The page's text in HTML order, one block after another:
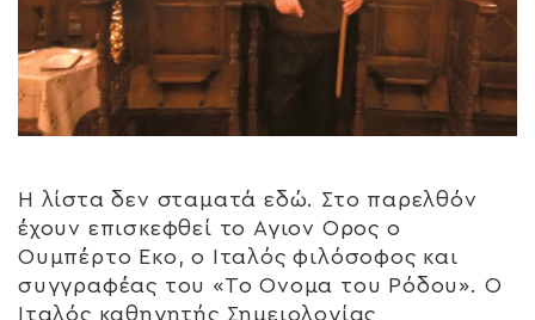
Η λίστα δεν σταματά εδώ. Στο παρελθόν
έχουν επισκεφθεί το Αγιον Ορος ο
Ουμπέρτο Εκο, ο Ιταλός φιλόσοφος και
συγγραφέας του «Το Ονομα του Ρόδου». Ο
Ιταλός καθηγητής Σημειολογίας